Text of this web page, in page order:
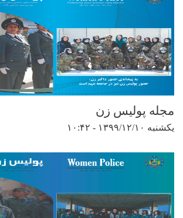
مجله پولیس زن
یکشنبه ۱۳۹۹/۱۲/۱۰ - ۱۰:۴۲